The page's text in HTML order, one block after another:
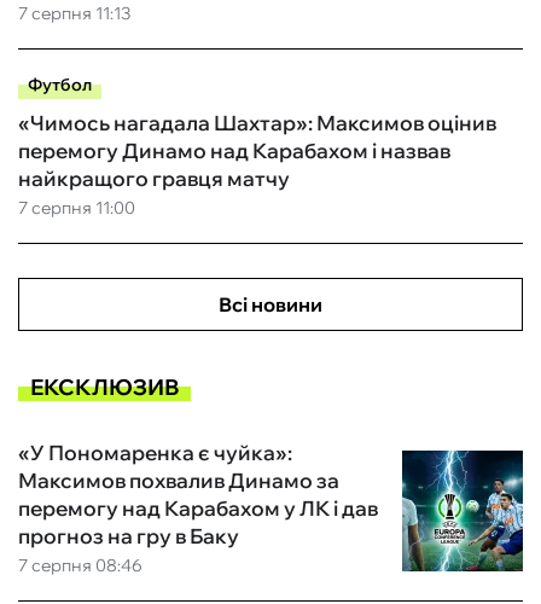
7 серпня 11:13
Футбол
7 серпня 11:00
«Чимось нагадала Шахтар»: Максимов оцінив
перемогу Динамо над Карабахом і назвав
найкращого гравця матчу
Всі новини
ЕКСКЛЮЗИВ
7 серпня 08:46
«У Пономаренка є чуйка»:
Максимов похвалив Динамо за
перемогу над Карабахом у ЛК і дав
прогноз на гру в Баку